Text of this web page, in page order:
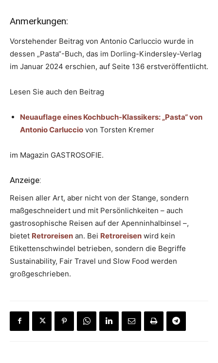
Anmerkungen:
Vorstehender Beitrag von Antonio Carluccio wurde in
dessen „Pasta“-Buch, das im Dorling-Kindersley-Verlag
im Januar 2024 erschien, auf Seite 136 erstveröffentlicht.
Lesen Sie auch den Beitrag
Neuauflage eines Kochbuch-Klassikers: „Pasta“ von
Antonio Carluccio von Torsten Kremer
im Magazin GASTROSOFIE.
Anzeige:
Reisen aller Art, aber nicht von der Stange, sondern
maßgeschneidert und mit Persönlichkeiten – auch
gastrosophische Reisen auf der Apenninhalbinsel –,
bietet Retroreisen an. Bei Retroreisen wird kein
Etikettenschwindel betrieben, sondern die Begriffe
Sustainability, Fair Travel und Slow Food werden
großgeschrieben.